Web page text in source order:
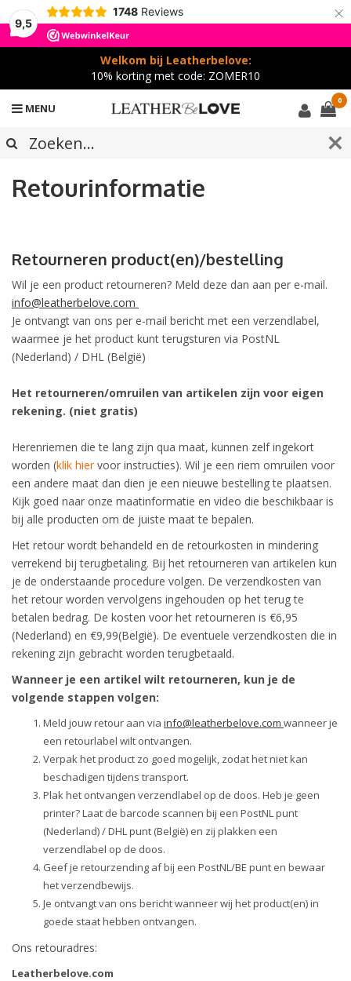
9,5
1748 Reviews ×
Welkom bij Leatherbelove:
10% korting met code: ZOMER10
MENU
0
Retourinformatie
Retourneren product(en)/bestelling
Wil je een product retourneren? Meld deze dan aan per e-mail.
info@leatherbelove.com
Je ontvangt van ons per e-mail bericht met een verzendlabel,
waarmee je het product kunt terugsturen via PostNL
(Nederland) / DHL (België)
Het retourneren/omruilen van artikelen zijn voor eigen
rekening. (niet gratis)
Herenriemen die te lang zijn qua maat, kunnen zelf ingekort
worden (klik hiervoor instructies). Wil je een riem omruilen voor
een andere maat dan dien je een nieuwe bestelling te plaatsen.
Kijk goed naar onze maatinformatie en video die beschikbaar is
bij alle producten om de juiste maat te bepalen.
Het retour wordt behandeld en de retourkosten in mindering
verrekend bij terugbetaling. Bij het retourneren van artikelen kun
je de onderstaande procedure volgen. De verzendkosten van
het retour worden vervolgens ingehouden op het terug te
betalen bedrag. De kosten voor het retourneren is €6,95
(Nederland) en €9,99(België). De eventuele verzendkosten die in
rekening zijn gebracht worden terugbetaald.
Wanneer je een artikel wilt retourneren, kun je de
volgende stappen volgen:
Meld jouw retour aan via info@leatherbelove.com wanneer je
een retourlabel wilt ontvangen.
Verpak het product zo goed mogelijk, zodat het niet kan
beschadigen tijdens transport.
Plak het ontvangen verzendlabel op de doos. Heb je geen
printer? Laat de barcode scannen bij een PostNL punt
(Nederland) / DHL punt (België) en zij plakken een
verzendlabel op de doos.
Geef je retourzending af bij een PostNL/BE punt en bewaar
het verzendbewijs.
Je ontvangt van ons bericht wanneer wij het product(en) in
goede staat hebben ontvangen.
Ons retouradres:
Leatherbelove.com